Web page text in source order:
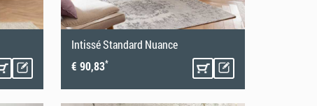
Intissé Standard Nuance
€ 90,83*